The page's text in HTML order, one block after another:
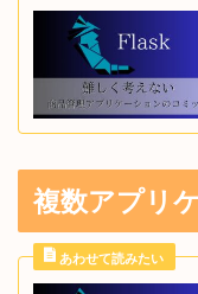
複数アプリ